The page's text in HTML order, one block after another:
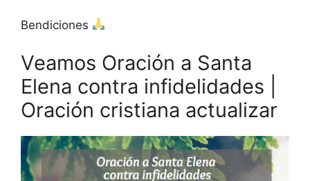
Bendiciones
Veamos Oración a Santa
Elena contra infidelidades |
Oración cristiana actualizar